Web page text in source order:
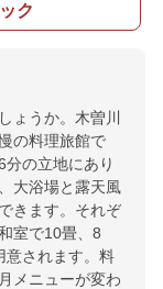
ク
ょうか。木曽川
の料理旅館で
の立地にあり
大浴場と露天風
きます。それぞ
室で10畳、8
意されます。料
メニューが変わ